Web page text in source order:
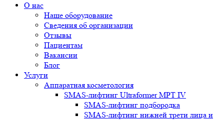
О нас
Наше оборудование
Сведения об организации
Отзывы
Пациентам
Вакансии
Блог
Услуги
Аппаратная косметология
SMAS-лифтинг Ultraformer MPT IV
SMAS-лифтинг подбородка
SMAS-лифтинг нижней трети лица и